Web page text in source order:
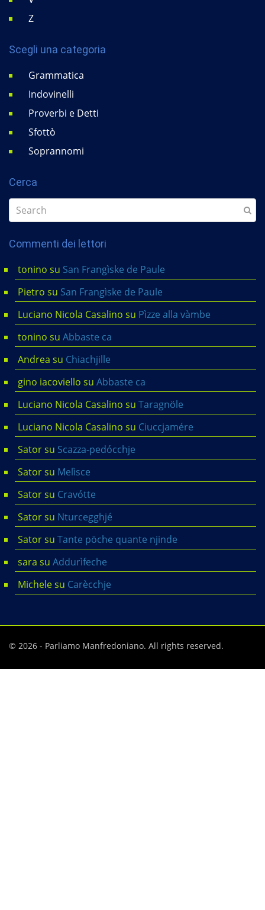
Z
Scegli una categoria
Grammatica
Indovinelli
Proverbi e Detti
Sfottò
Soprannomi
Cerca
Commenti dei lettori
tonino su San Frangìske de Paule
Pietro su San Frangìske de Paule
Luciano Nicola Casalino su Pìzze alla vàmbe
tonino su Abbaste ca
Andrea su Chiachjille
gino iacoviello su Abbaste ca
Luciano Nicola Casalino su Taragnöle
Luciano Nicola Casalino su Ciuccjamére
Satorsu Scazza-pedócchje
Satorsu Melìsce
Satorsu Cravótte
Satorsu Nturcegghjé
Satorsu Tante pöche quante njinde
sara su Addurìfeche
Michelesu Carècchje
© 2026 - Parliamo Manfredoniano. All rights reserved.